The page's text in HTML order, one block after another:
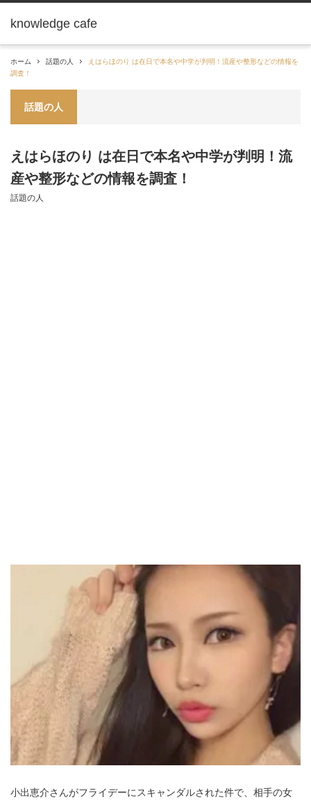
knowledge cafe
ホーム 話題の人
えはらほのり は在日で本名や中学が判明！流産や整形などの情報を
調査！
話題の人
えはらほのり は在日で本名や中学が判明！流
産や整形などの情報を調査！
話題の人
小出恵介さんがフライデーにスキャンダルされた件で、相手の女